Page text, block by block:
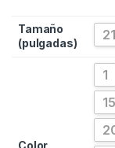
Tamaño
(pulgadas)
1
15